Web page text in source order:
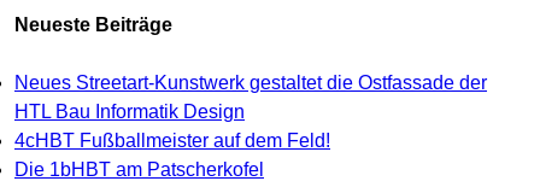
Neueste Beiträge
Neues Streetart-Kunstwerk gestaltet die Ostfassade der
HTL Bau Informatik Design
4cHBT Fußballmeister auf dem Feld!
Die 1bHBT am Patscherkofel